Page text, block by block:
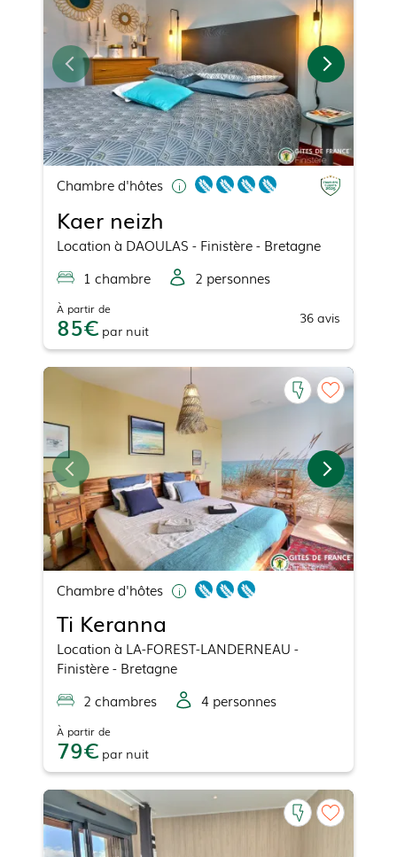
Chambre d'hôtes
Kaer neizh
Location à DAOULAS - Finistère - Bretagne
1 chambre 2 personnes
À partir de
85 par nuit
36 avis
Chambre d'hôtes
Ti Keranna
Location à LA-FOREST-LANDERNEAU -
Finistère - Bretagne
2 chambres 4 personnes
À partir de
79 par nuit